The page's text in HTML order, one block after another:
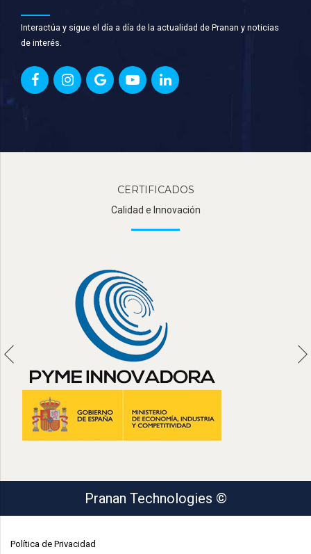
Interactúa y sigue el día a día de la actualidad de Pranan y noticias
de interés.
CERTIFICADOS
Calidad e Innovación
Pranan Technologies ©
Política de Privacidad